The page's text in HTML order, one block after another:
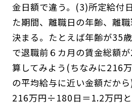
金日額で違う。(3)所定給付
た期間、離職日の年齢、離
決まる。たとえば年齢が35
で退職前６カ月の賃金総額
算してみよう(ちなみに216
の平均給与に近い金額だから
216万円÷180日＝1.2万円